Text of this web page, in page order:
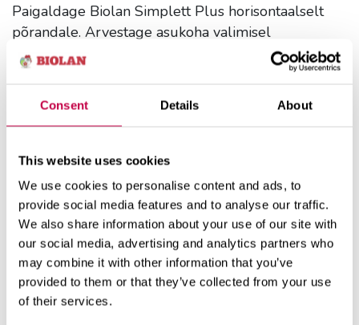
Consent Details About
This website uses cookies
We use cookies to personalise content and ads, to
provide social media features and to analyse our traffic.
We also share information about your use of our site with
our social media, advertising and analytics partners who
may combine it with other information that you’ve
provided to them or that they’ve collected from your use
of their services.
Paigaldage Biolan Simplett Plus horisontaalselt
põrandale. Arvestage asukoha valimisel
ventilatsiooni ja vedeliku eemaldamise
korraldamisega ning jätke piisavalt ruumi
paigutada nii, et ventilatsioonitoru oleks lihtne välja
seadme ja seina vahele piisavalt ruumi. Seade
tarnitakse ümberpoÅNoÅNratud puistematerjali
anum. Tõstke anum üles ja lukustage riivid.
Kuivkäimla aastaringne kasutamine.
Köetavasse ruumi paigaldatud Simplett Plus
seadet saab kasutada aastaringselt. Sellisel juhul
tuleb ventilatsioon ja vedelikueraldus külmades